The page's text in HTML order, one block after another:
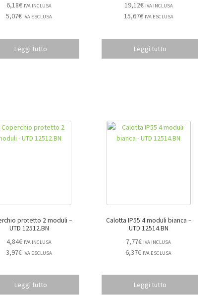
6,18€ IVA INCLUSA
5,07€ IVA ESCLUSA
Leggi tutto
19,12€ IVA INCLUSA
15,67€ IVA ESCLUSA
Leggi tutto
protetto 2 moduli –
UTD 12512.BN
4,84€ IVA INCLUSA
3,97€ IVA ESCLUSA
Leggi tutto
Calotta IP55 4 moduli bianca –
UTD 12514.BN
7,77€ IVA INCLUSA
6,37€ IVA ESCLUSA
Leggi tutto